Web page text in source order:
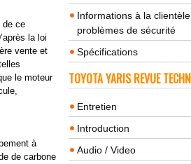
de ce
la loi
vente et
le moteur
à
de carbone
Informations à la
problèmes de sécurité
Spécifications
TOYOTA YARIS REVUE
Entretien
Introduction
Audio / Video